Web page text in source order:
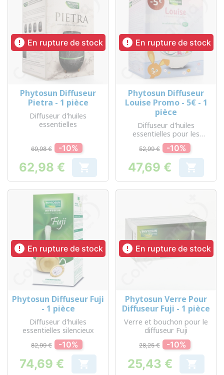
 En rupture de stock
Phytosun Diffuseur
Pietra - 1 pièce
Diffuseur d'huiles
essentielles
69,98 € -10%
Prix
62,98 € 
 En rupture de stock
Phytosun Diffuseur
Louise Promo - 5€ - 1
pièce
Diffuseur d'huiles
essentielles pour les
enfants
52,99 € -10%
Prix
47,69 € 
 En rupture de stock
Phytosun Diffuseur Fuji
- 1 pièce
Diffuseur d'huiles
essentielles silencieux
82,99 € -10%
Prix
74,69 € 
 En rupture de stock
Phytosun Verre Pour
Diffuseur Fuji - 1 pièce
Verre et bouchon pour le
diffuseur Fuji
28,25 € -10%
Prix
25,43 € 